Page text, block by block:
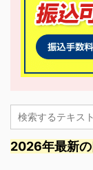
2026年最新